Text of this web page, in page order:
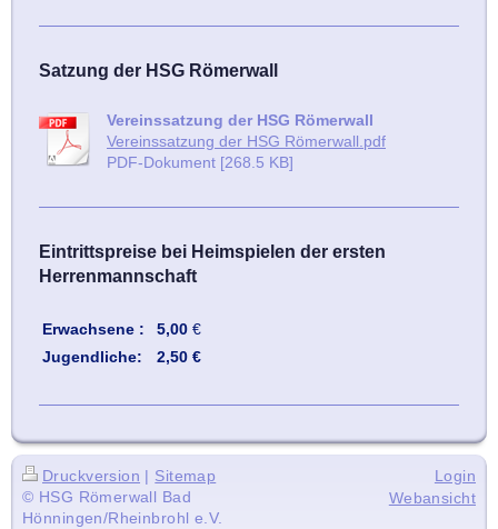
Satzung der HSG Römerwall
Vereinssatzung der HSG Römerwall
Vereinssatzung der HSG Römerwall.pdf
PDF-Dokument [268.5 KB]
Eintrittspreise bei Heimspielen der ersten
Herrenmannschaft
Erwachsene : 5,00 €
Jugendliche:
2,50 €
Druckversion | Sitemap
© HSG Römerwall Bad
Hönningen/Rheinbrohl e.V.
Login
Webansicht